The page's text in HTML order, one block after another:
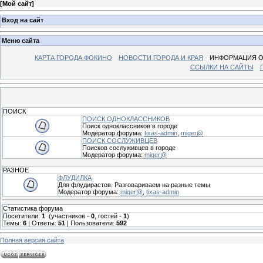
[Мой сайт]
Вход на сайт
Меню сайта
КАРТА ГОРОДА ФОКИНО НОВОСТИ ГОРОДА И КРАЯ
ИНФОРМАЦИЯ
ССЫЛКИ НА САЙТЫ
ПОИСК
ПОИСК ОДНОКЛАССНИКОВ
Поиск одноклассников в городе
Модератор форума: tixas-admin miger@
ПОИСК СОСЛУЖИВЦЕВ
Поисков сослуживцев в городе
Модератор форума: miger@
РАЗНОЕ
ФЛУДИЛКА
Для флудирастов. Разговариваем на разные темы
Модератор форума: miger@ tixas-admin
Статистика форума
Посетители: 1 (участников - 0 , гостей - 1)
Темы: 6 | Ответы: 51 | Пользователи: 592
Полная версия сайта